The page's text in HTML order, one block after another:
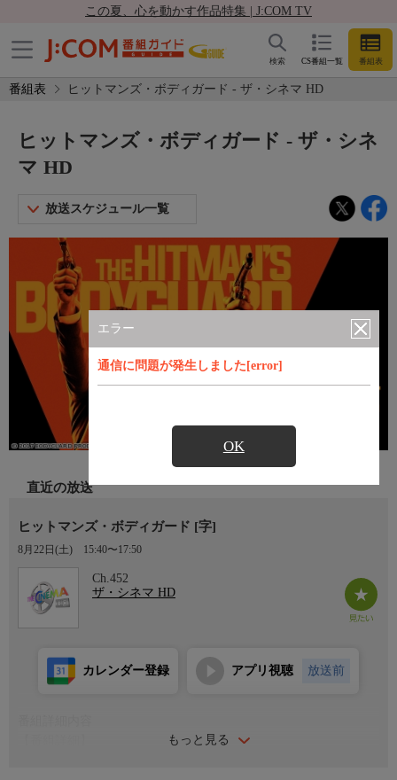
この夏、心を動かす作品特集 | J:COM TV
CS番組一覧 番組表
検索
番組表 ヒットマンズ・ボディガード - ザ・シネマ HD
エラー
通信に問題が発生しました[error]
OK
ヒットマンズ・ボディガード - ザ・シネ
マ HD
放送スケジュール一覧
直近の放送
ヒットマンズ・ボディガード [字]
8月22日(土) 15:40〜17:50
Ch.452
ザ・シネマ HD
もっと見る
カレンダー登録 アプリ視聴 放送前